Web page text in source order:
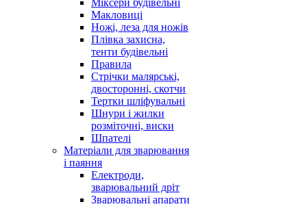
Міксери будівельні
Макловиці
Ножі, леза для ножів
Плівка захисна,
тенти будівельні
Правила
Стрічки малярські,
двосторонні, скотчи
Тертки шліфувальні
Шнури і жилки
розміточні, виски
Шпателі
Матеріали для зварювання
і паяння
Електроди,
зварювальний дріт
Зварювальні апарати